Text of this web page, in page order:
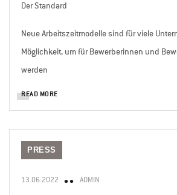
Der Standard
Neue Arbeitszeitmodelle sind für viele
Möglichkeit, um für Bewerberinnen und
werden
READ MORE
PRESS
13.06.2022 ADMIN